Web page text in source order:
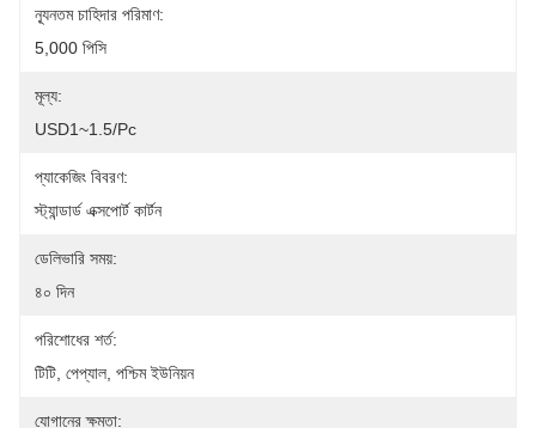
ন্যূনতম চাহিদার পরিমাণ:
5,000 পিসি
মূল্য:
USD1~1.5/pc
প্যাকেজিং বিবরণ:
স্ট্যান্ডার্ড এক্সপোর্ট কার্টন
ডেলিভারি সময়:
৪০ দিন
পরিশোধের শর্ত:
টিটি, পেপ্যাল, পশ্চিম ইউনিয়ন
যোগানের ক্ষমতা: